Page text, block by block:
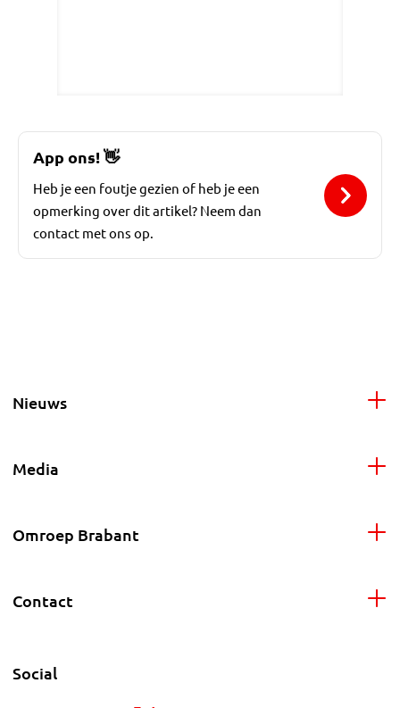
App ons!👋
Heb je een foutje gezien of heb je een
opmerking over dit artikel? Neem dan
contact met ons op.
Nieuws
Media
Omroep Brabant
Contact
Social